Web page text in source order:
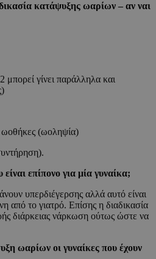
κατάψυξης ωαρίων – αν ναι
γίνει παράλληλα και
(ωοληψία)
επίπονο για μία γυναίκα;
υπερδιέγερσης αλλά αυτό είναι
από το γιατρό. Επίσης η διαδικασία
διάρκειας νάρκωση ούτως ώστε να
ωαρίων οι γυναίκες που έχουν